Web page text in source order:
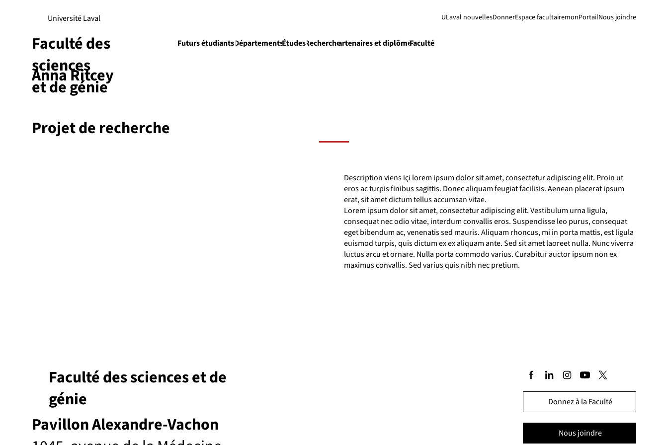
Anna Ritcey
Université Laval ULaval nouvellesDonnerEspace facultairemonPortailNous joindre
Futurs étudiantsDépartementsÉtudesRecherchePartenaires et diplômésFaculté
Faculté des
sciences
et de génie
Projet de recherche
Description viens içi lorem ipsum dolor sit amet, consectetur adipiscing elit. Proin ut
eros ac turpis finibus sagittis. Donec aliquam feugiat facilisis. Aenean placerat ipsum
erat, sit amet dictum tellus accumsan vitae.
Lorem ipsum dolor sit amet, consectetur adipiscing elit. Vestibulum urna ligula,
consequat nec odio vitae, interdum convallis eros. Suspendisse leo purus, consequat
eget bibendum ac, venenatis sed mauris. Aliquam rhoncus, mi in porta mattis, est ligula
euismod turpis, quis dictum ex ex aliquam ante. Sed sit amet laoreet nulla. Nunc viverra
luctus arcu et ornare. Nulla porta commodo varius. Curabitur auctor ipsum non ex
maximus convallis. Sed varius quis nibh nec pretium.
Pavillon Alexandre-Vachon
Faculté des sciences et de
génie
Donnez à la Faculté
Nous joindre